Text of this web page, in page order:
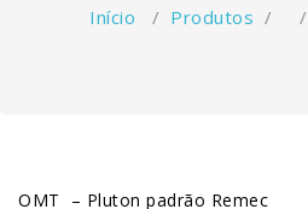
Início / Produtos / /
OMT – Pluton padrão Remec